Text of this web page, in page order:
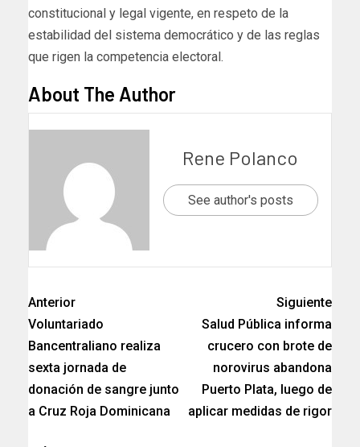
constitucional y legal vigente, en respeto de la
estabilidad del sistema democrático y de las reglas
que rigen la competencia electoral.
About The Author
Rene Polanco
See author's posts
Anterior
Voluntariado
Bancentraliano realiza
sexta jornada de
donación de sangre junto
a Cruz Roja Dominicana
Siguiente
Salud Pública informa
crucero con brote de
norovirus abandona
Puerto Plata, luego de
aplicar medidas de rigor